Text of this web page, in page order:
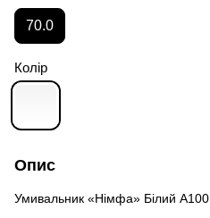
70.0
Колір
Опис
Умивальник «Німфа» Білий А100